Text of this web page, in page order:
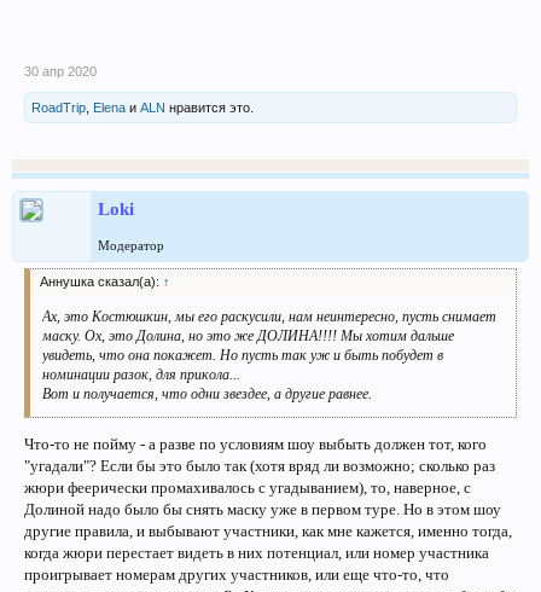
30 апр 2020
RoadTrip Elena и ALN нравится это.
Loki
Модератор
Аннушка сказал(а): ↑
Ах, это Костюшкин, мы его раскусили, нам неинтересно, пусть снимает
маску. Ох, это Долина, но это же ДОЛИНА!!!! Мы хотим дальше
увидеть, что она покажет. Но пусть так уж и быть побудет в
номинации разок, для прикола...
Вот и получается, что одни звездее, а другие равнее.
Что-то не пойму - а разве по условиям шоу выбыть должен тот, кого
"угадали"? Если бы это было так (хотя вряд ли возможно; сколько раз
жюри феерически промахивалось с угадыванием), то, наверное, с
Долиной надо было бы снять маску уже в первом туре. Но в этом шоу
другие правила, и выбывают участники, как мне кажется, именно тогда,
когда жюри перестает видеть в них потенциал, или номер участника
проигрывает номерам других участников, или еще что-то, что